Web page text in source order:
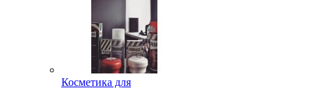
Косметика для